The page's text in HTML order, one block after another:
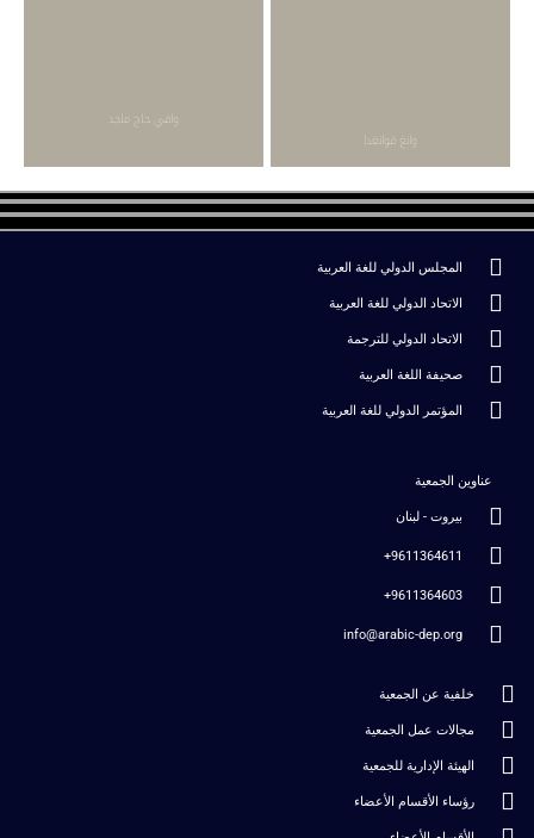
وانغ قوانغدا
وافي حاج ماجد
المجلس الدولي للغة العربية
الاتحاد الدولي للغة العربية
الاتحاد الدولي للترجمة
صحيفة اللغة العربية
المؤتمر الدولي للغة العربية
عناوين الجمعية
بيروت - لبنان
9611364611+
9611364603+
info@arabic-dep.org
خلفية عن الجمعية
مجالات عمل الجمعية
الهيئة الإدارية للجمعية
رؤساء الأقسام الأعضاء